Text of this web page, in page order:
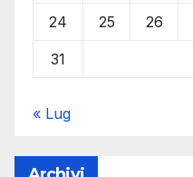
24 25 26
31
« Lug